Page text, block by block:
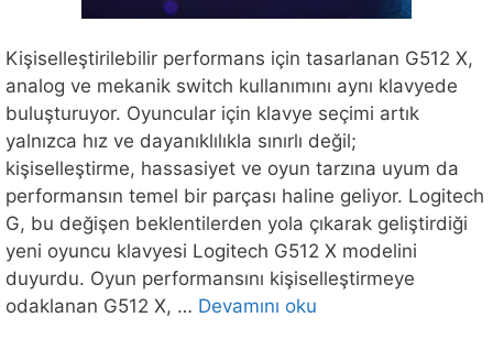
Kişiselleştirilebilir performans için tasarlanan G512 X,
analog ve mekanik switch kullanımını aynı klavyede
buluşturuyor. Oyuncular için klavye seçimi artık
yalnızca hız ve dayanıklılıkla sınırlı değil;
kişiselleştirme, hassasiyet ve oyun tarzına uyum da
performansın temel bir parçası haline geliyor. Logitech
G, bu değişen beklentilerden yola çıkarak geliştirdiği
yeni oyuncu klavyesi Logitech G512 X modelini
duyurdu. Oyun performansını kişiselleştirmeye
odaklanan G512 X, … Devamını oku